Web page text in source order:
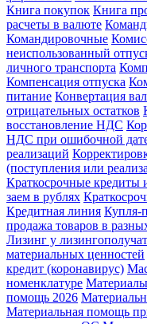
Книга покупок Книга
расчеты в валюте
Командировочные
неиспользованный
личного транспорта
Компенсация отпуска
питание Конвертация
отрицательных остатков
восстановление НДС
НДС при ошибочной
реализаций
(поступления или
Краткосрочные кредиты
заем в рублях
Кредитная линия Купля-
продажа товаров в
Лизинг у
материальных ценностей
кредит (коронавирус)
номенклатуре
помощь 2026
Материальная помощь